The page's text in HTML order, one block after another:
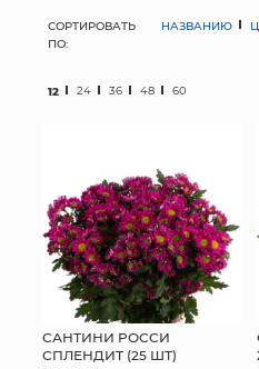
СВАДЕБНАЯ
ГРУНТЫ И
ПРЕДМЕТЫ
МЯГКИЕ
СОРТИРОВАТЬ
ПО:
НАЗВАНИЮ
12 24 36 48 60
САНТИНИ РОССИ
СПЛЕНДИТ (25 ШТ)